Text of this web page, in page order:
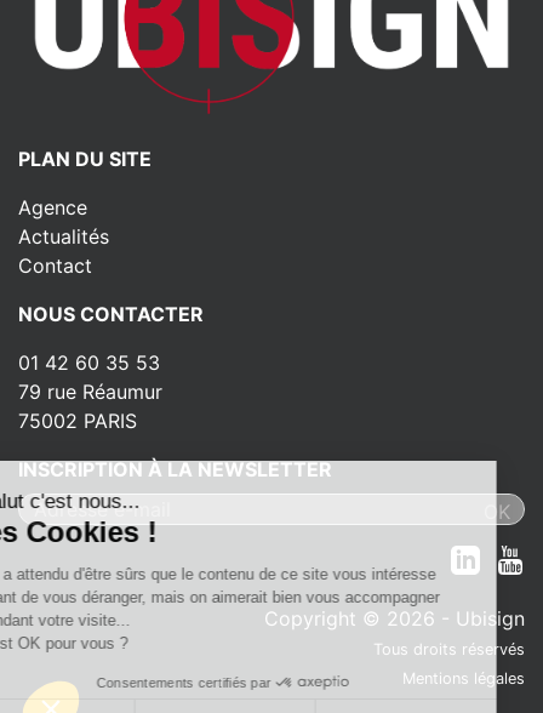
PLAN DU SITE
Agence
Actualités
Contact
NOUS CONTACTER
01 42 60 35 53
79 rue Réaumur
75002 PARIS
INSCRIPTION À LA NEWSLETTER
Copyright © 2026 - Ubisign
Tous droits réservés
Mentions légales
Salut c'est nous...
les Cookies !
On a attendu d'être sûrs que le contenu de ce site vous intéresse
avant de vous déranger, mais on aimerait bien vous accompagner
pendant votre visite...
C'est OK pour vous ?
Consentements certifiés par